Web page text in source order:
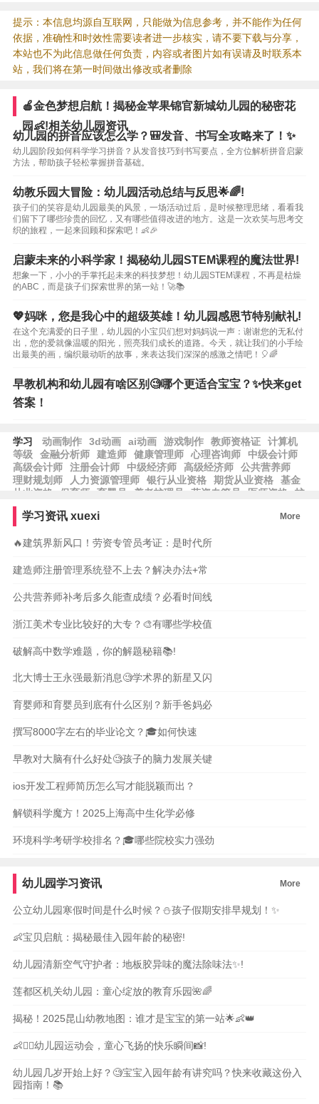
提示：本信息均源自互联网，只能做为信息参考，并不能作为任何
依据，准确性和时效性需要读者进一步核实，请不要下载与分享，
本站也不为此信息做任何负责，内容或者图片如有误请及时联系本
站，我们将在第一时间做出修改或者删除
🍎金色梦想启航！揭秘金苹果锦官新城幼儿园的秘密花
园👶!相关幼儿园资讯
幼儿园的拼音应该怎么学？🎒发音、书写全攻略来了！✨
幼儿园阶段如何科学学习拼音？从发音技巧到书写要点，全方位解析拼音启蒙
方法，帮助孩子轻松掌握拼音基础。
幼教乐园大冒险：幼儿园活动总结与反思🌟🌈!
孩子们的笑容是幼儿园最美的风景，一场活动过后，是时候整理思绪，看看我
们留下了哪些珍贵的回忆，又有哪些值得改进的地方。这是一次欢笑与思考交
织的旅程，一起来回顾和探索吧！👶🎉
启蒙未来的小科学家！揭秘幼儿园STEM课程的魔法世界!
想象一下，小小的手掌托起未来的科技梦想！幼儿园STEM课程，不再是枯燥
的ABC，而是孩子们探索世界的第一站！🚀📚
💖妈咪，您是我心中的超级英雄！幼儿园感恩节特别献礼!
在这个充满爱的日子里，幼儿园的小宝贝们想对妈妈说一声：谢谢您的无私付
出，您的爱就像温暖的阳光，照亮我们成长的道路。今天，就让我们的小手绘
出最美的画，编织最动听的故事，来表达我们深深的感激之情吧！🎈🌈
早教机构和幼儿园有啥区别🧐哪个更适合宝宝？✨快来get
答案！
学习 动画制作 3d动画 ai动画 游戏制作 教师资格证
计算机
等级
金融分析师 建造师 健康管理师 心理咨询师
中级会计师
高级会计师
注册会计师 中级经济师 高级经济师
公共营养师
理财规划师
人力资源管理师 银行从业资格 期货从业资格
基金
从业资格
保育师 育婴员 养老护理员 劳资专管员 医师资格
护
士资格
学习资讯 xuexi More
🔥建筑界新风口！劳资专管员考证：是时代所
建造师注册管理系统登不上去？解决办法+常
公共营养师补考后多久能查成绩？必看时间线
浙江美术专业比较好的大专？🎨有哪些学校值
破解高中数学难题，你的解题秘籍📚!
北大博士王永强最新消息🧐学术界的新星又闪
育婴师和育婴员到底有什么区别？新手爸妈必
撰写8000字左右的毕业论文？🎓如何快速
早教对大脑有什么好处🧐孩子的脑力发展关键
ios开发工程师简历怎么写才能脱颖而出？
解锁科学魔方！2025上海高中生化学必修
环境科学考研学校排名？🎓哪些院校实力强劲
幼儿园学习资讯 More
公立幼儿园寒假时间是什么时候？⛄️孩子假期安排早规划！✨
👶宝贝启航：揭秘最佳入园年龄的秘密!
幼儿园清新空气守护者：地板胶异味的魔法除味法✨!
莲都区机关幼儿园：童心绽放的教育乐园🌺🌈
揭秘！2025昆山幼教地图：谁才是宝宝的第一站🌟👶👑
👶🏃‍♀️幼儿园运动会，童心飞扬的快乐瞬间📸!
幼儿园几岁开始上好？🧐宝宝入园年龄有讲究吗？快来收藏这份入
园指南！📚